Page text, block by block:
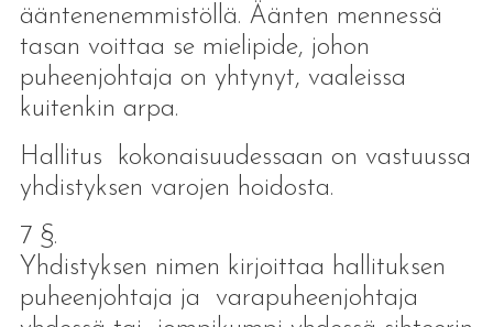
ääntenenemmistöllä. Äänten mennessä
tasan voittaa se mielipide, johon
puheenjohtaja on yhtynyt, vaaleissa
kuitenkin arpa.
Hallitus kokonaisuudessaan on vastuussa
yhdistyksen varojen hoidosta.
7 §.
Yhdistyksen nimen kirjoittaa hallituksen
puheenjohtaja ja varapuheenjohtaja